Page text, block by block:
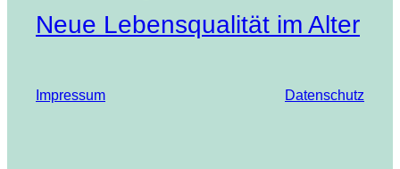
Neue Lebensqualität im Alter
Impressum Datenschutz